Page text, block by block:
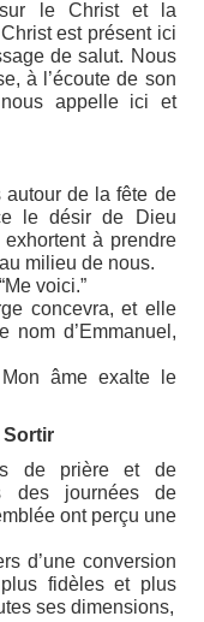
le Christ et la
est présent ici
de salut. Nous
à l’écoute de son
appelle ici et
de la fête de
le désir de Dieu
exhortent à prendre
milieu de nous.
voici.”
concevra, et elle
nom d’Emmanuel,
âme exalte le
Sortir
de prière et de
des journées de
ont perçu une
d’une conversion
fidèles et plus
ses dimensions,